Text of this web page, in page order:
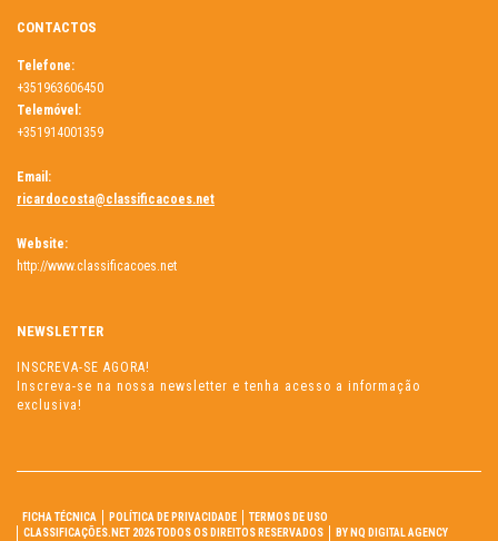
CONTACTOS
Telefone:
+351963606450
Telemóvel:
+351914001359
Email:
ricardocosta@classificacoes.net
Website:
http://www.classificacoes.net
NEWSLETTER
INSCREVA-SE AGORA!
Inscreva-se na nossa newsletter e tenha acesso a informação
exclusiva!
FICHA TÉCNICA POLÍTICA DE PRIVACIDADE
TERMOS DE USO
CLASSIFICAÇÕES.NET 2026 TODOS OS DIREITOS RESERVADOS
BY NQ DIGITAL AGENCY